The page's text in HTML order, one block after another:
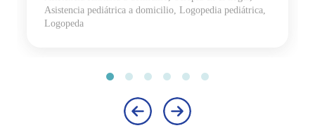
Asistencia pediátrica a domicilio, Logopedia pediátrica,
Logopeda